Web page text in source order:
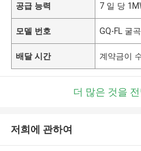
공급 능력 7 일 당
모델 번호 GQ-FL 굴
배달 시간 계약금이
더 많은 것을
저희에 관하여